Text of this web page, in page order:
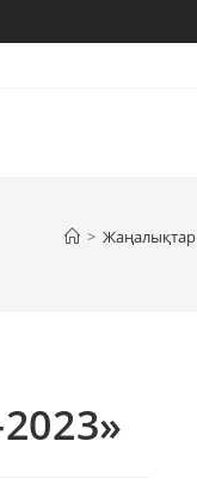
> Жаңалықтар